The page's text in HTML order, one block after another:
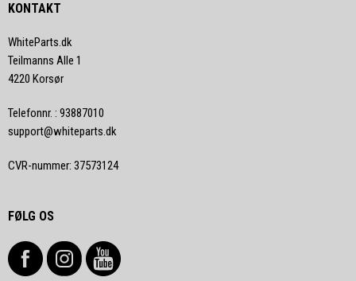
KONTAKT
WhiteParts.dk
Teilmanns Alle 1
4220 Korsør
Telefonnr. : 93887010
support@whiteparts.dk
CVR-nummer: 37573124
FØLG OS